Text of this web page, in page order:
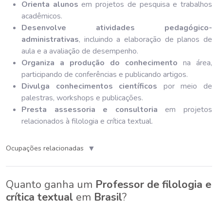
Orienta alunos em projetos de pesquisa e trabalhos
acadêmicos.
Desenvolve atividades pedagógico-
administrativas, incluindo a elaboração de planos de
aula e a avaliação de desempenho.
Organiza a produção do conhecimento na área,
participando de conferências e publicando artigos.
Divulga conhecimentos científicos por meio de
palestras, workshops e publicações.
Presta assessoria e consultoria em projetos
relacionados à filologia e crítica textual.
Ocupações relacionadas ▼
Quanto ganha um Professor de filologia e
crítica textual em Brasil?